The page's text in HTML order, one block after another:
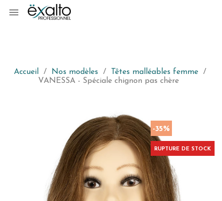

Accueil Nos modèles
Têtes malléables femme
VANESSA - Spéciale chignon pas chère
-35%
RUPTURE DE STOCK